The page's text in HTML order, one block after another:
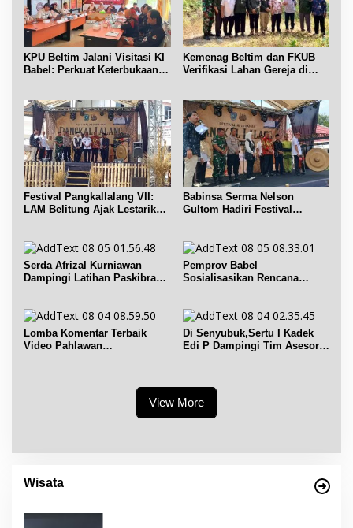
KPU Beltim Jalani Visitasi KI
Babel: Perkuat Keterbukaan
Kemenag Beltim dan FKUB
Verifikasi Lahan Gereja di
Festival Pangkallalang VII:
LAM Belitung Ajak Lestarikan
Babinsa Serma Nelson
Gultom Hadiri Festival
Serda Afrizal Kurniawan
Dampingi Latihan Paskibra
Pemprov Babel
Sosialisasikan Rencana
Lomba Komentar Terbaik
Video Pahlawan
Di Senyubuk,Sertu I Kadek
Edi P Dampingi Tim Asesor
View More
Wisata